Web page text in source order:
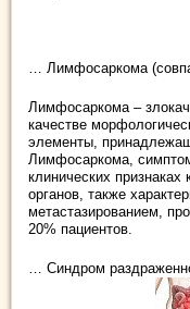
… Лимфосаркома
Лимфосаркома –
качестве
элементы,
Лимфосаркома,
клинических
органов, также
метастазированием,
20% пациентов.
… Синдром